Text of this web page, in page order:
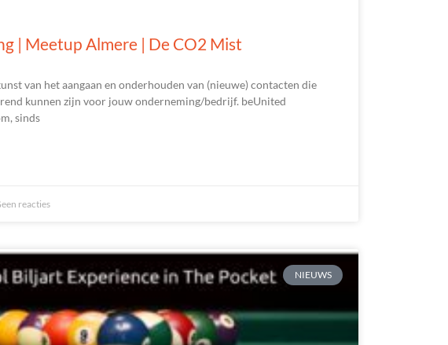
| Meetup Almere | De CO2 Mist
van het aangaan en onderhouden van (nieuwe) contacten die
kunnen zijn voor jouw onderneming/bedrijf. beUnited
sinds
reacties
NIEUWS